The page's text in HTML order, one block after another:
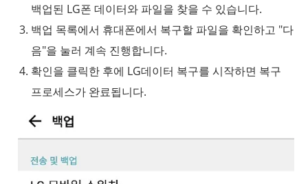
백업된 LG폰 데이터와 파일을 찾을 수 있습니다.
백업 목록에서 휴대폰에서 복구할 파일을 확인하고 "다
음"을 눌러 계속 진행합니다.
확인을 클릭한 후에 LG데이터 복구를 시작하면 복구
프로세스가 완료됩니다.